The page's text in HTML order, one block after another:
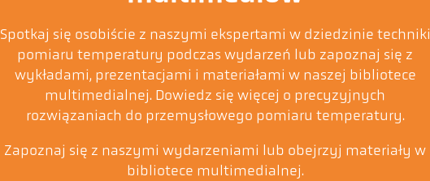
Spotkaj się osobiście z naszymi ekspertami w dziedzinie techniki
pomiaru temperatury podczas wydarzeń lub zapoznaj się z
wykładami, prezentacjami i materiałami w naszej bibliotece
multimedialnej. Dowiedz się więcej o precyzyjnych
rozwiązaniach do przemysłowego pomiaru temperatury.
Zapoznaj się z naszymi wydarzeniami lub obejrzyj materiały w
bibliotece multimedialnej.